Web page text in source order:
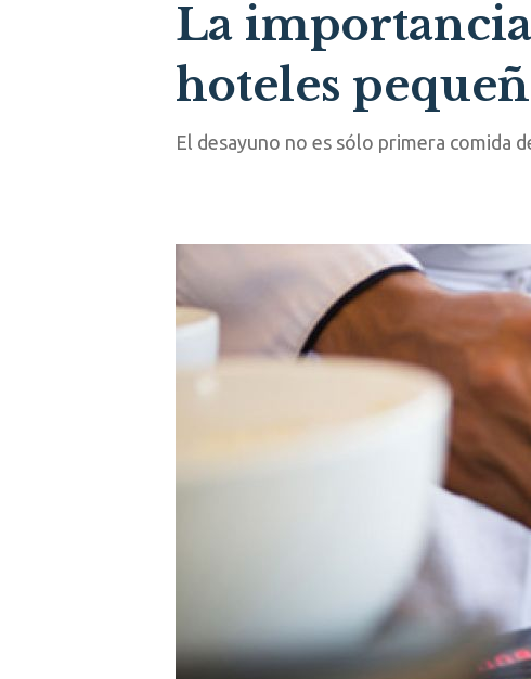
La
hoteles
El desayuno no es sólo primera comida